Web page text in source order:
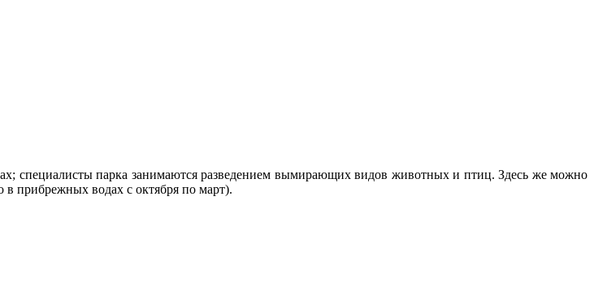
специалисты парка занимаются разведением вымирающих видов животных и птиц. Здесь же можно
прибрежных водах с октября по март).